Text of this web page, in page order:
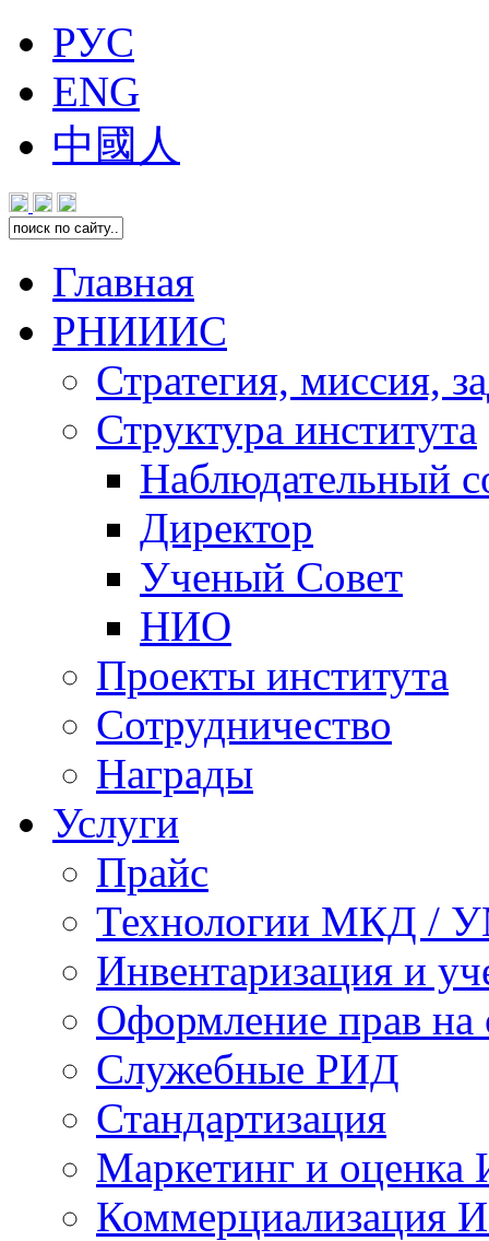
РУС
ENG
中國人
Главная
РНИИИС
Стратегия, миссия,
Структура института
Наблюдательный
Директор
Ученый Совет
НИО
Проекты института
Сотрудничество
Награды
Услуги
Прайс
Технологии МКД /
Инвентаризация и
Оформление прав
Служебные РИД
Стандартизация
Маркетинг и оценка
Коммерциализация